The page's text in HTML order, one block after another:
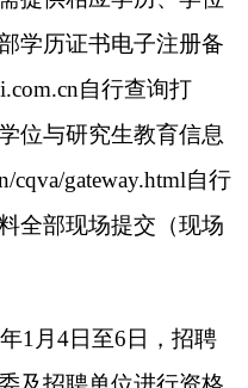
果现场向考生公
比例确定体检人
按照岗位总成绩
高到低的顺序等
一体检，按照
行，体检费用考
地点集中点名及